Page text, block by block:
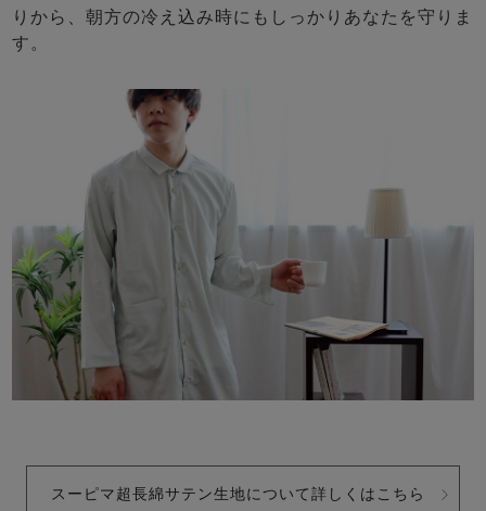
りから、朝方の冷え込み時にもしっかりあなたを守りま
す。
スーピマ超長綿サテン生地について詳しくはこちら